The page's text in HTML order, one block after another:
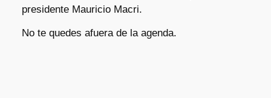
presidente Mauricio Macri.
No te quedes afuera de la agenda.